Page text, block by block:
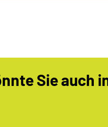
Sie auch